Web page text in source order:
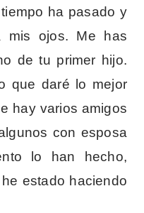
ha pasado y
mis ojos. Me has
de tu primer hijo.
que daré lo mejor
hay varios amigos
con esposa
lo han hecho,
estado haciendo